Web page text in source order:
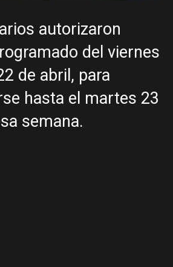
autorizaron
del viernes
de abril, para
hasta el martes 23
semana.